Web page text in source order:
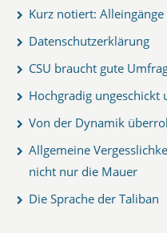
Kurz notiert:
Datenschutzerklärung
CSU braucht gute
Hochgradig ungeschickt
Von der Dynamik
Allgemeine
nicht nur die Mauer
Die Sprache der Taliban